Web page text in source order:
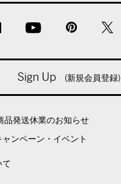
Sign Up (新規会員登録)
品発送休業のお知らせ
ンペーン・イベント
て